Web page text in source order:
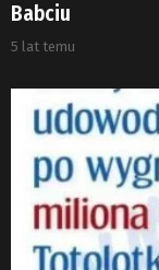
Babciu
5 lat temu